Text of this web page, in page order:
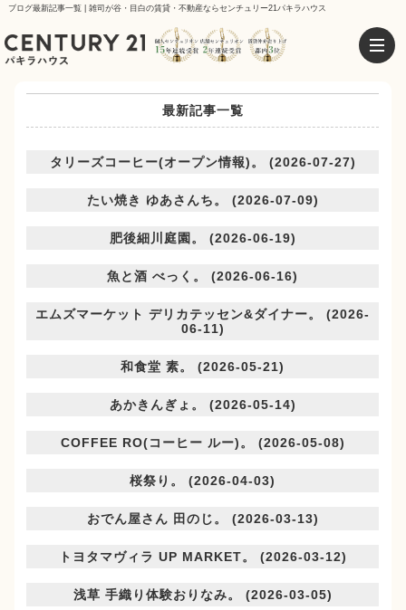
ブログ最新記事一覧 | 雑司が谷・目白の賃貸・不動産ならセンチュリー21パキラハウス
最新記事一覧
タリーズコーヒー(オープン情報)。 (2026-07-27)
たい焼き ゆあさんち。 (2026-07-09)
肥後細川庭園。 (2026-06-19)
魚と酒 べっく。 (2026-06-16)
エムズマーケット デリカテッセン&ダイナー。 (2026-
06-11)
和食堂 素。 (2026-05-21)
あかきんぎょ。 (2026-05-14)
COFFEE RO(コーヒー ルー)。 (2026-05-08)
桜祭り。 (2026-04-03)
おでん屋さん 田のじ。 (2026-03-13)
トヨタマヴィラ UP MARKET。 (2026-03-12)
浅草 手織り体験おりなみ。 (2026-03-05)